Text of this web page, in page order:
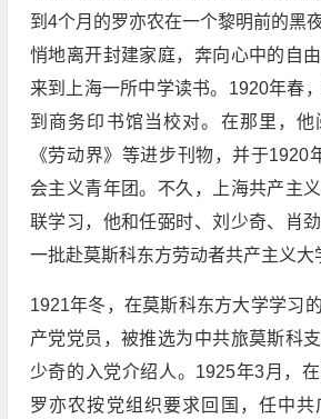
到4个月的罗亦农在一个黎明前的黑
悄地离开封建家庭，奔向心中的自
来到上海一所中学读书。1920年春
到商务印书馆当校对。在那里，他
《劳动界》等进步刊物，并于1920
会主义青年团。不久，上海共产主
联学习，他和任弼时、刘少奇、肖
一批赴莫斯科东方劳动者共产主义大
1921年冬，在莫斯科东方大学学习
产党党员，被推选为中共旅莫斯科
少奇的入党介绍人。1925年3月，
罗亦农按党组织要求回国，任中